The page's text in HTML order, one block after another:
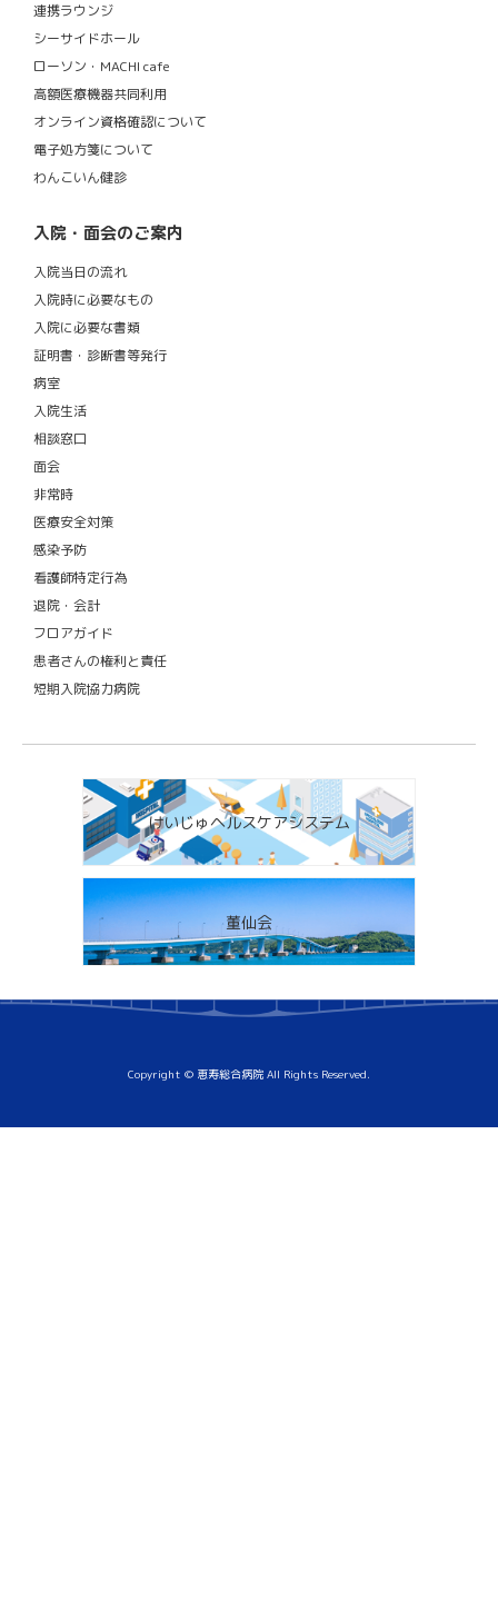
連携ラウンジ
シーサイドホール
ローソン・MACHI cafe
高額医療機器共同利用
オンライン資格確認について
電子処方箋について
わんこいん健診
入院・面会のご案内
入院当日の流れ
入院時に必要なもの
入院に必要な書類
証明書・診断書等発行
病室
入院生活
相談窓口
面会
非常時
医療安全対策
感染予防
看護師特定行為
退院・会計
フロアガイド
患者さんの権利と責任
短期入院協力病院
けいじゅヘルスケアシステム
董仙会
Copyright © 恵寿総合病院 All Rights Reserved.